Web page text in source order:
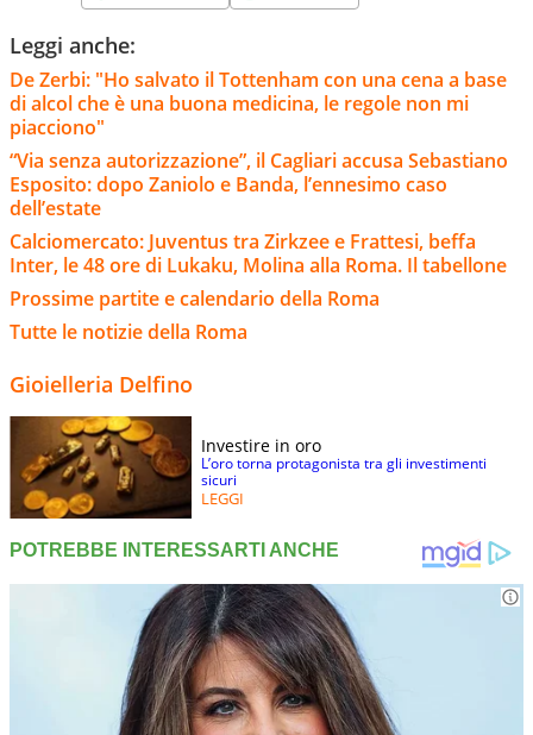
Leggi anche:
De Zerbi: "Ho salvato il Tottenham con una cena a base
di alcol che è una buona medicina, le regole non mi
piacciono"
“Via senza autorizzazione”, il Cagliari accusa Sebastiano
Esposito: dopo Zaniolo e Banda, l’ennesimo caso
dell’estate
Calciomercato: Juventus tra Zirkzee e Frattesi, beffa
Inter, le 48 ore di Lukaku, Molina alla Roma. Il tabellone
Prossime partite e calendario della Roma
Tutte le notizie della Roma
Gioielleria Delfino
Investire in oro
L’oro torna protagonista tra gli investimenti
sicuri
LEGGI